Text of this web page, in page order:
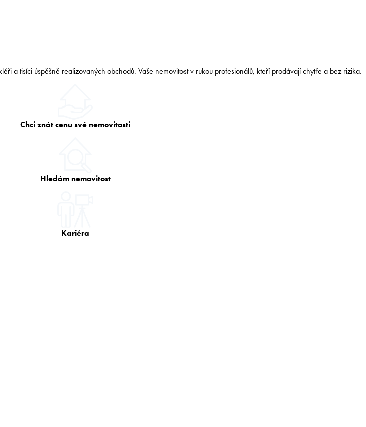
a tisíci úspěšně realizovaných obchodů. Vaše nemovitost v rukou profesionálů, kteří prodávají chytře a bez rizika.
Chci znát cenu své nemovitosti
Hledám nemovitost
Kariéra